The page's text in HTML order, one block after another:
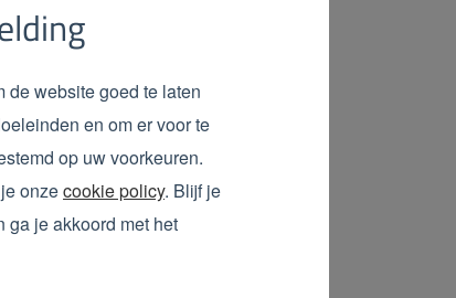
de website goed te laten
en om er voor te
op uw voorkeuren.
onzecookie policy. Blijf je
ga je akkoord met het
voor uw
investering.
een